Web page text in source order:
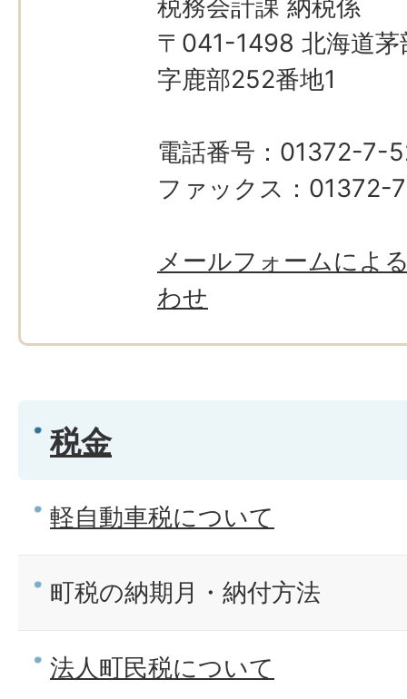
税務会計課 納税係
〒041-1498 北海道茅
字鹿部252番地1
電話番号：01372-7-
ファックス：01372-
メールフォームによ
わせ
税金
軽自動車税について
町税の納期月・納付方法
法人町民税について